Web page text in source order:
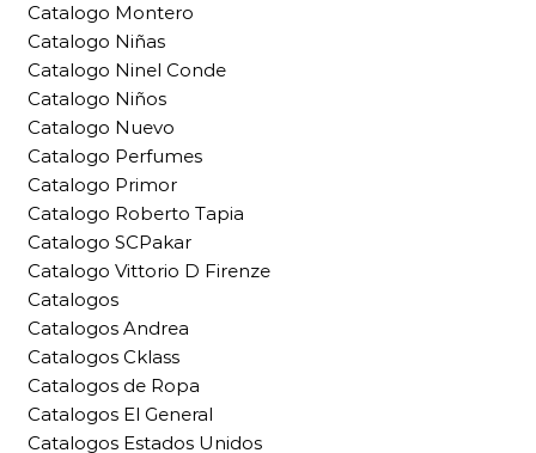
Catalogo Montero
Catalogo Niñas
Catalogo Ninel Conde
Catalogo Niños
Catalogo Nuevo
Catalogo Perfumes
Catalogo Primor
Catalogo Roberto Tapia
Catalogo SCPakar
Catalogo Vittorio D Firenze
Catalogos
Catalogos Andrea
Catalogos Cklass
Catalogos de Ropa
Catalogos El General
Catalogos Estados Unidos